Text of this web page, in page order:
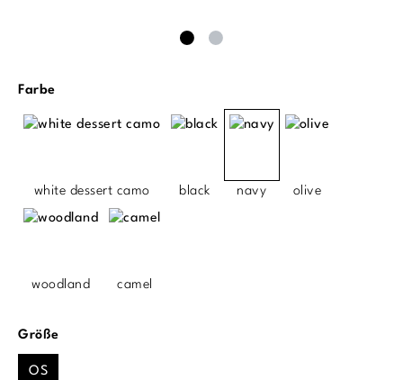
Farbeauswählen
white dessert camo black navy olive
woodland camel
Größeauswählen
OS